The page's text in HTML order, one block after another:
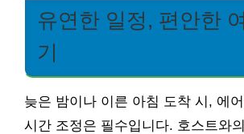
유연한 일정, 편안한
기
늦은 밤이나 이른 아침 도착 시, 에
시간 조정은 필수입니다. 호스트와